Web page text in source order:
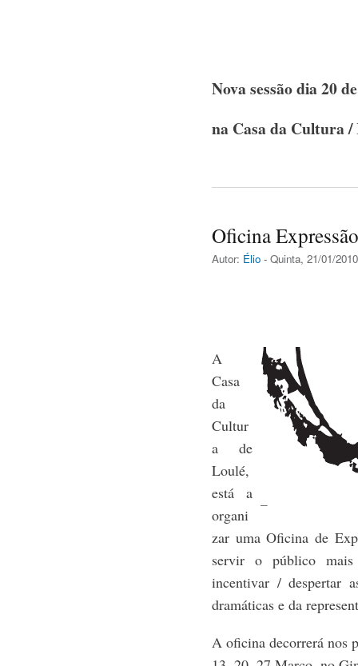
Nova sessão dia 20
na Casa da Cultura /
Oficina
Autor: Élio - Quinta, 21/01/
A
Casa
da
Cultur
a de
Loulé,
está a
organi
zar uma Oficina de
servir o público mais
incentivar / despertar
dramáticas e da
A oficina decorrerá nos